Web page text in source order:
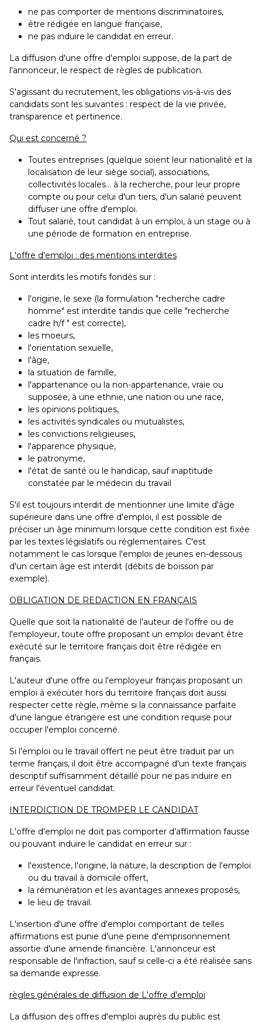
ne pas comporter de mentions discriminatoires,
être rédigée en langue française,
ne pas induire le candidat en erreur.
La diffusion d'une offre d'emploi suppose, de la part de
l'annonceur, le respect de règles de publication.
S'agissant du recrutement, les obligations vis-à-vis des
candidats sont les suivantes : respect de la vie privée,
transparence et pertinence.
Qui est concerné ?
Toutes entreprises (quelque soient leur nationalité et la
localisation de leur siège social), associations,
collectivités locales... à la recherche, pour leur propre
compte ou pour celui d'un tiers, d'un salarié peuvent
diffuser une offre d'emploi.
Tout salarié, tout candidat à un emploi, à un stage ou à
une période de formation en entreprise.
L'offre d'emploi : des mentions interdites
Sont interdits les motifs fondés sur :
l'origine, le sexe (la formulation "recherche cadre
homme" est interdite tandis que celle "recherche
cadre h/f " est correcte),
les moeurs,
l'orientation sexuelle,
l'âge,
la situation de famille,
l'appartenance ou la non-appartenance, vraie ou
supposée, à une ethnie, une nation ou une race,
les opinions politiques,
les activités syndicales ou mutualistes,
les convictions religieuses,
l'apparence physique,
le patronyme,
l'état de santé ou le handicap, sauf inaptitude
constatée par le médecin du travail
S'il est toujours interdit de mentionner une limite d'âge
supérieure dans une offre d'emploi, il est possible de
préciser un âge minimum lorsque cette condition est fixée
par les textes législatifs ou réglementaires. C'est
notamment le cas lorsque l'emploi de jeunes en-dessous
d'un certain âge est interdit (débits de boisson par
exemple).
OBLIGATION DE REDACTION EN FRANÇAIS
Quelle que soit la nationalité de l'auteur de l'offre ou de
l'employeur, toute offre proposant un emploi devant être
exécuté sur le territoire français doit être rédigée en
français.
L'auteur d'une offre ou l'employeur français proposant un
emploi à exécuter hors du territoire français doit aussi
respecter cette règle, même si la connaissance parfaite
d'une langue étrangère est une condition requise pour
occuper l'emploi concerné.
Si l'emploi ou le travail offert ne peut être traduit par un
terme français, il doit être accompagné d'un texte français
descriptif suffisamment détaillé pour ne pas induire en
erreur l'éventuel candidat.
INTERDICTION DE TROMPER LE CANDIDAT
L'offre d'emploi ne doit pas comporter d'affirmation fausse
ou pouvant induire le candidat en erreur sur :
l'existence, l'origine, la nature, la description de l'emploi
ou du travail à domicile offert,
la rémunération et les avantages annexes proposés,
le lieu de travail.
L'insertion d'une offre d'emploi comportant de telles
affirmations est punie d'une peine d'emprisonnement
assortie d'une amende financière. L'annonceur est
responsable de l'infraction, sauf si celle-ci a été réalisée sans
sa demande expresse.
règles générales de diffusion de L'offre d'emploi
La diffusion des offres d'emploi auprès du public est